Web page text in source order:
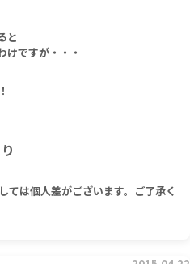
と
けですが・・・
ては個人差がございます。ご了承く